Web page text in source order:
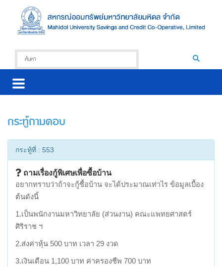
กระทู้ถามตอบ
กระทู้ที่ : 553
ถามเรื่องกู้พิเศษเพื่อซื้อบ้าน
อยากทราบว่าถ้าจะกู้ซื้อบ้าน จะได้ประมาณเท่าไร ข้อมูลเบื้อง
ต้นดังนี้
1.เป็นพนักงานมหาวิทยาลัย (ส่วนงาน) คณะแพทยศาสตร์
ศิริราช ฯ
2.ส่งค่าหุ้น 500 บาท เวลา 29 งวด
3.เงินเดือน 1,100 บาท ค่าครองชืพ 700 บาท